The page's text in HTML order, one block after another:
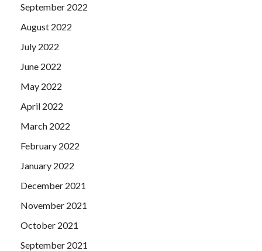
September 2022
August 2022
July 2022
June 2022
May 2022
April 2022
March 2022
February 2022
January 2022
December 2021
November 2021
October 2021
September 2021